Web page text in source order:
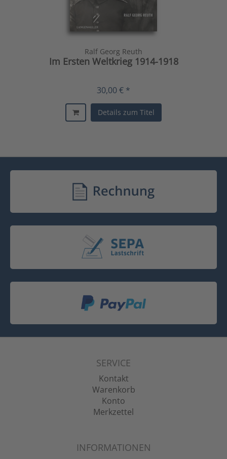
Ralf Georg Reuth
Im Ersten Weltkrieg 1914-1918
30,00 € *
Details zum Titel
SERVICE
Kontakt
Warenkorb
Konto
Merkzettel
INFORMATIONEN